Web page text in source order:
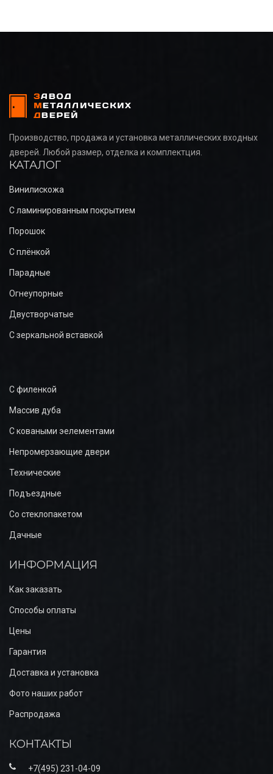
Производство, продажа и установка металлических входных
дверей. Любой размер, отделка и комплектция.
КАТАЛОГ
Винилискожа
С ламинированным покрытием
Порошок
С плёнкой
Парадные
Огнеупорные
Двустворчатые
С зеркальной вставкой
С филенкой
Массив дуба
С коваными эелементами
Непромерзающие двери
Технические
Подъездные
Со стеклопакетом
Дачные
ИНФОРМАЦИЯ
Как заказать
Способы оплаты
Цены
Гарантия
Доставка и установка
Фото наших работ
Распродажа
КОНТАКТЫ
+7(495) 231-04-09